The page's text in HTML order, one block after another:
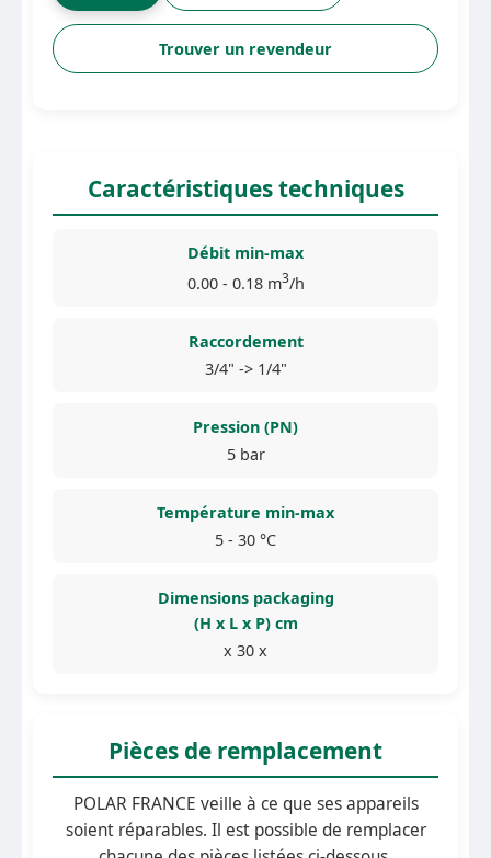
Trouver un revendeur
Caractéristiques techniques
Débit min-max
0.00 - 0.18 m3/h
Raccordement
3/4" -> 1/4"
Pression (PN)
5 bar
Température min-max
5 - 30 °C
Dimensions packaging
(H x L x P) cm
x 30 x
Pièces de remplacement
POLAR FRANCE veille à ce que ses appareils
soient réparables. Il est possible de remplacer